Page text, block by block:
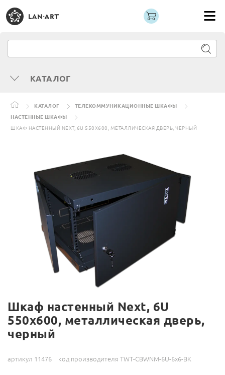
КАТАЛОГ
КАТАЛОГ
ТЕЛЕКОММУНИКАЦИОННЫЕ ШКАФЫ
НАСТЕННЫЕ ШКАФЫ
ШКАФ НАСТЕННЫЙ NEXT, 6U 550X600, МЕТАЛЛИЧЕСКАЯ ДВЕРЬ, ЧЕРНЫЙ
Шкаф настенный Next, 6U
550x600, металлическая дверь,
черный
артикул 11476 код производителя TWT-CBWNM-6U-6x6-BK